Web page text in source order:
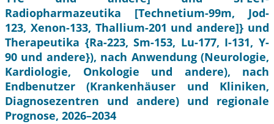
Radiopharmazeutika [Technetium-99m, Jod-
123, Xenon-133, Thallium-201 und andere]} und
Therapeutika {Ra-223, Sm-153, Lu-177, I-131, Y-
90 und andere}), nach Anwendung (Neurologie,
Kardiologie, Onkologie und andere), nach
Endbenutzer (Krankenhäuser und Kliniken,
Diagnosezentren und andere) und regionale
Prognose, 2026–2034